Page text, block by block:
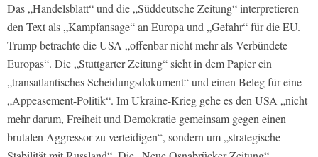
Das „Handelsblatt“ und die „Süddeutsche Zeitung“ interpretieren
den Text als „Kampfansage“ an Europa und „Gefahr“ für die EU.
Trump betrachte die USA „offenbar nicht mehr als Verbündete
Europas“. Die „Stuttgarter Zeitung“ sieht in dem Papier ein
„transatlantisches Scheidungsdokument“ und einen Beleg für eine
„Appeasement-Politik“. Im Ukraine-Krieg gehe es den USA „nicht
mehr darum, Freiheit und Demokratie gemeinsam gegen einen
brutalen Aggressor zu verteidigen“, sondern um „strategische